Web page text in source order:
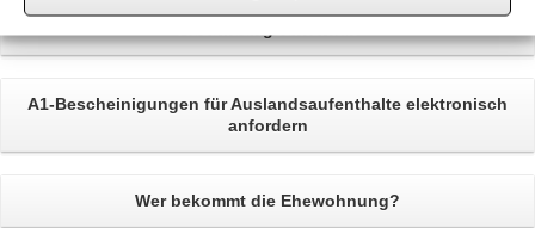
A1-Bescheinigungen für Auslandsaufenthalte elektronisch
anfordern
Wer bekommt die Ehewohnung?